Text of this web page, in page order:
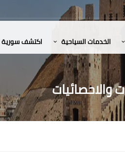
الخدمات السياحية اكتشف سورية
والاحصائيات